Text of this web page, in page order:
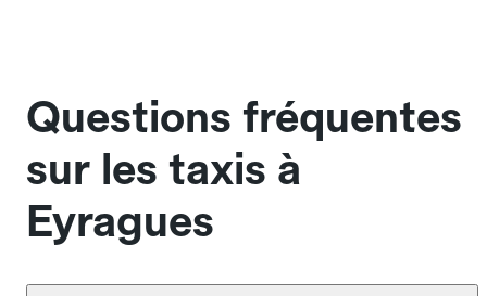
Questions fréquentes
sur les taxis à
Eyragues